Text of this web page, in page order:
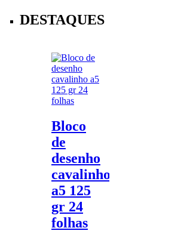
DESTAQUES
Bloco
de
desenho
cavalinho
a5 125
gr 24
folhas